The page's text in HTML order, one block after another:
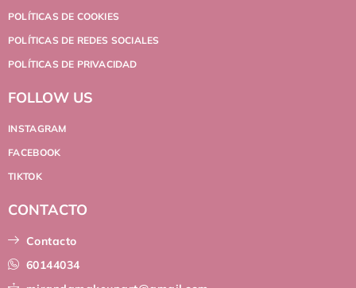
POLÍTICAS DE COOKIES
POLÍTICAS DE REDES SOCIALES
POLÍTICAS DE PRIVACIDAD
FOLLOW US
INSTAGRAM
FACEBOOK
TIKTOK
CONTACTO
Contacto
60144034